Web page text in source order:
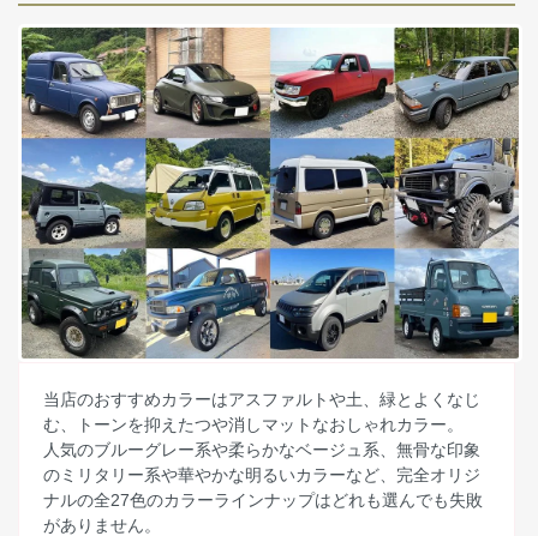
当店のおすすめカラーはアスファルトや土、緑とよくなじ
む、トーンを抑えたつや消しマットなおしゃれカラー。
人気のブルーグレー系や柔らかなベージュ系、無骨な印象
のミリタリー系や華やかな明るいカラーなど、完全オリジ
ナルの全27色のカラーラインナップはどれも選んでも失敗
がありません。